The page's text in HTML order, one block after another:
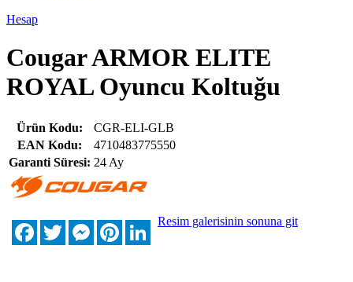
Hesap
Cougar ARMOR ELITE
ROYAL Oyuncu Koltuğu
Ürün Kodu:
CGR-ELI-GLB
EAN Kodu:
4710483775550
Garanti Süresi: 24 Ay
FacebookTwitterMessengerPinterestLinkedIn
Resim galerisinin sonuna git